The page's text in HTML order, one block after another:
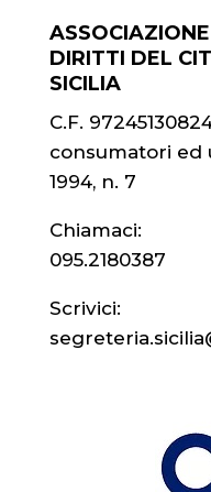
DIRITTI DEL
SICILIA
C.F.
consumatori ed
1994, n. 7
Chiamaci:
095.2180387
Scrivici: